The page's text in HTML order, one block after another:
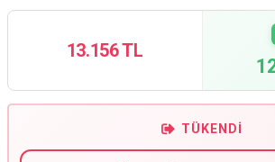
13.156 TL
TÜKENDI